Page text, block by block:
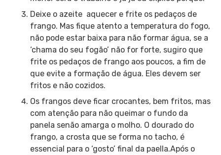
Deixe o azeite aquecer e frite os pedaços de
frango. Mas fique atento a temperatura do fogo,
não pode estar baixa para não formar água, se a
‘chama do seu fogão’ não for forte, sugiro que
frite os pedaços de frango aos poucos, a fim de
que evite a formação de água. Eles devem ser
fritos e não cozidos.
Os frangos deve ficar crocantes, bem fritos, mas
com atenção para não queimar o fundo da
panela senão amarga o molho. O dourado do
frango, a crosta que se forma no tacho, é
essencial para o ‘gosto’ final da paella.Após o